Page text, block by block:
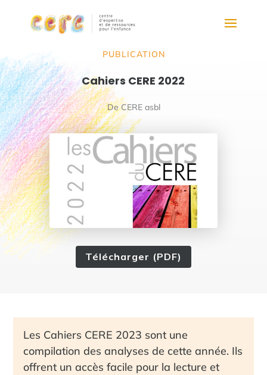
PUBLICATION
Cahiers CERE 2022
De CERE asbl
Télécharger (PDF)
Les Cahiers CERE 2023 sont une
compilation des analyses de cette année. Ils
offrent un accès facile pour la lecture et